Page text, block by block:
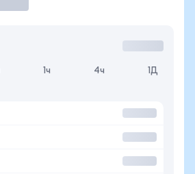
1ч 4ч 1Д